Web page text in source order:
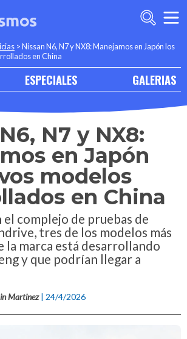
>Nissan N6, N7 y NX8: Manejamos en Japón los
en China
ESPECIALES GALERIAS
N7 y NX8:
en Japón
modelos
en China
el complejo de pruebas de
tres de los modelos más
la marca está desarrollando
y que podrían llegar a
Martinez | 24/4/2026